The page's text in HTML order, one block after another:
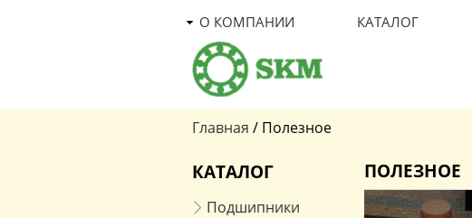
О КОМПАНИИ КАТАЛОГ
Главная / Полезное
КАТАЛОГ
Подшипники
ПОЛЕЗНОЕ